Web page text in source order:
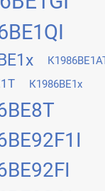
К1986ВЕ1х